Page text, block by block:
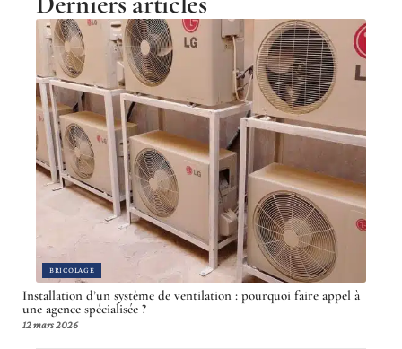
BRICOLAGE
Installation d’un système de ventilation : pourquoi faire appel à
une agence spécialisée ?
12 mars 2026